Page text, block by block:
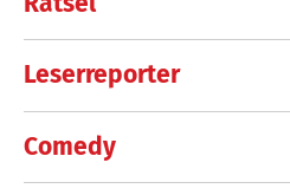
Leserreporter
Comedy